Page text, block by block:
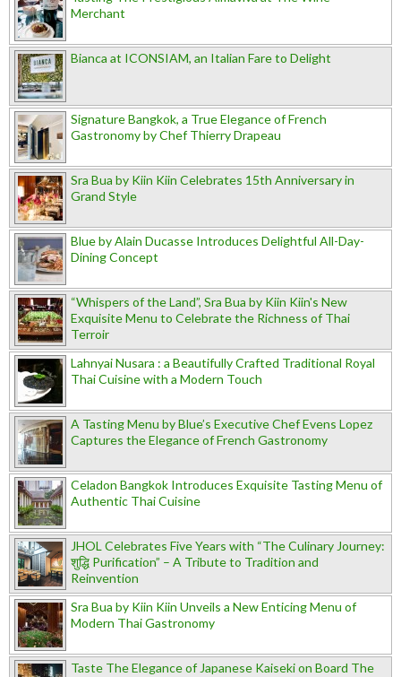
Merchant
Bianca at ICONSIAM, an Italian Fare to Delight
Signature Bangkok, a True Elegance of French
Gastronomy by Chef Thierry Drapeau
Sra Bua by Kiin Kiin Celebrates 15th Anniversary in
Grand Style
Blue by Alain Ducasse Introduces Delightful All-Day-
Dining Concept
“Whispers of the Land”, Sra Bua by Kiin Kiin's New
Exquisite Menu to Celebrate the Richness of Thai
Terroir
Lahnyai Nusara : a Beautifully Crafted Traditional Royal
Thai Cuisine with a Modern Touch
A Tasting Menu by Blue’s Executive Chef Evens Lopez
Captures the Elegance of French Gastronomy
Celadon Bangkok Introduces Exquisite Tasting Menu of
Authentic Thai Cuisine
JHOL Celebrates Five Years with “The Culinary Journey:
शुद्धि Purification” – A Tribute to Tradition and
Reinvention
Sra Bua by Kiin Kiin Unveils a New Enticing Menu of
Modern Thai Gastronomy
Taste The Elegance of Japanese Kaiseki on Board The